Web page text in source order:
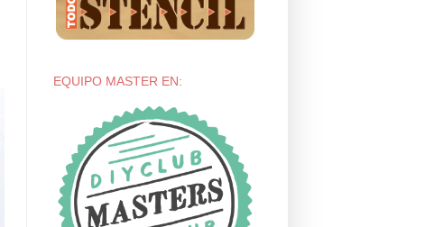
EQUIPO MASTER EN: